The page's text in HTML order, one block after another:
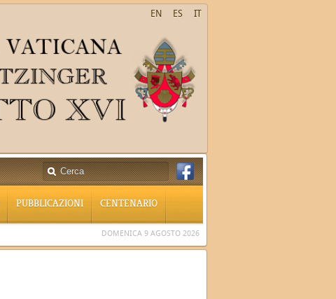
IT
ES
EN
PUBBLICAZIONI CENTENARIO
DOMENICA 9 AGOSTO 2026